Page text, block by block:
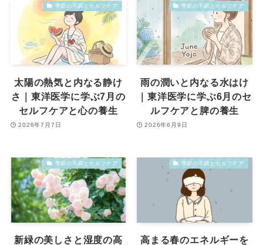
季節の不調とセルフケア
太陽の熱気と内なる静け
さ｜東洋医学に学ぶ7月の
セルフケアと心の養生
2026年7月7日
季節の不調とセルフケア
雨の潤いと内なる水はけ
｜東洋医学に学ぶ6月のセ
ルフケアと脾の養生
2026年6月9日
季節の不調とセルフケア
新緑の美しさと湿度の高
季節の不調とセルフケア
高まる春のエネルギーを